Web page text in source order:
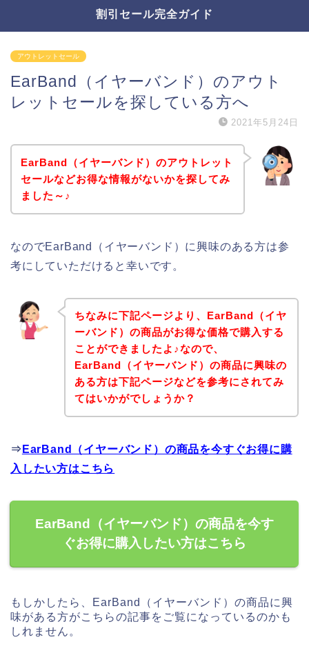
割引セール完全ガイド
アウトレットセール
EarBand（イヤーバンド）のアウト
レットセールを探している方へ
2021年5月24日
EarBand（イヤーバンド）のアウトレット
セールなどお得な情報がないかを探してみ
ました～♪
なのでEarBand（イヤーバンド）に興味のある方は参
考にしていただけると幸いです。
ちなみに下記ページより、EarBand（イヤ
ーバンド）の商品がお得な価格で購入する
ことができましたよ♪なので、
EarBand（イヤーバンド）の商品に興味の
ある方は下記ページなどを参考にされてみ
てはいかがでしょうか？
⇒ EarBand（イヤーバンド）の商品を今すぐお得に購
入したい方はこちら
EarBand（イヤーバンド）の商品を今す
ぐお得に購入したい方はこちら
もしかしたら、EarBand（イヤーバンド）の商品に興
味がある方がこちらの記事をご覧になっているのかも
しれません。